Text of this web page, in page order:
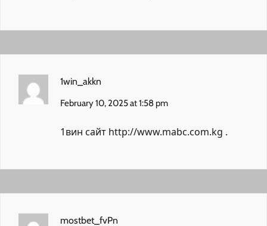
1win_akkn
February 10, 2025 at 1:58 pm
1вин сайт http://www.mabc.com.kg .
mostbet_fvPn